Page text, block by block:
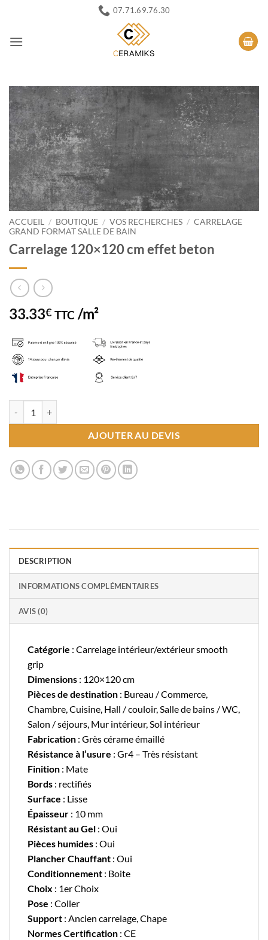
contenu
07.71.69.76.30
ACCUEIL / BOUTIQUE / VOS RECHERCHES / CARRELAGE
GRAND FORMAT SALLE DE BAIN
Carrelage 120×120 cm effet beton
33.33€ TTC /m²
AJOUTER AU DEVIS
DESCRIPTION
INFORMATIONS COMPLÉMENTAIRES
AVIS (0)
Catégorie : Carrelage intérieur/extérieur smooth
grip
Dimensions : 120×120 cm
Pièces de destination : Bureau / Commerce,
Chambre, Cuisine, Hall / couloir, Salle de bains / WC,
Salon / séjours, Mur intérieur, Sol intérieur
Fabrication : Grès cérame émaillé
Résistance à l’usure : Gr4 – Très résistant
Finition : Mate
Bords : rectifiés
Surface : Lisse
Épaisseur : 10 mm
Résistant au Gel : Oui
Pièces humides : Oui
Plancher Chauffant : Oui
Conditionnement : Boite
Choix : 1er Choix
Pose : Coller
Support : Ancien carrelage, Chape
Normes Certification : CE